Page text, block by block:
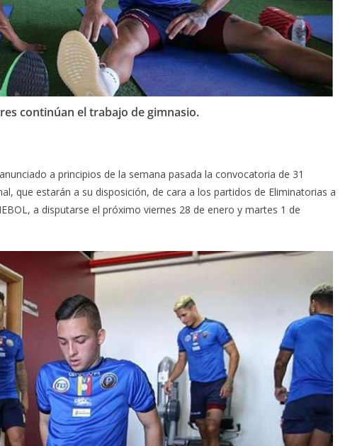
continúan el trabajo de gimnasio.
a principios de la semana pasada la convocatoria de 31
que estarán a su disposición, de cara a los partidos de Eliminatorias a
a disputarse el próximo viernes 28 de enero y martes 1 de